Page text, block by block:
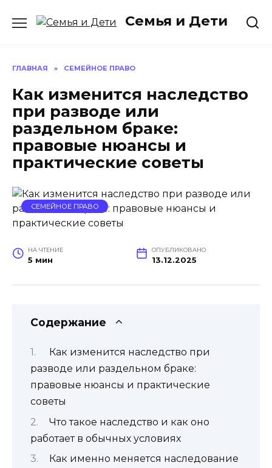
Семья и Дети
ГЛАВНАЯ » СЕМЕЙНОЕ ПРАВО
Как изменится наследство
при разводе или
раздельном браке:
правовые нюансы и
практические советы
СЕМЕЙНОЕ ПРАВО
НА ЧТЕНИЕ
5 мин
ОПУБЛИКОВАНО
13.12.2025
Содержание
Как изменится наследство при
разводе или раздельном браке:
правовые нюансы и практические
советы
Что такое наследство и как оно
работает в обычных условиях
Как именно меняется наследование